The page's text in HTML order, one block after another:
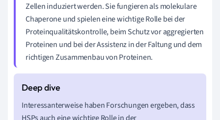
Zellen induziert werden. Sie fungieren als molekulare
Chaperone und spielen eine wichtige Rolle bei der
Proteinqualitätskontrolle, beim Schutz vor aggregierten
Proteinen und bei der Assistenz in der Faltung und dem
richtigen Zusammenbau von Proteinen.
Interessanterweise haben Forschungen ergeben, dass
HSPs auch eine wichtige Rolle in der